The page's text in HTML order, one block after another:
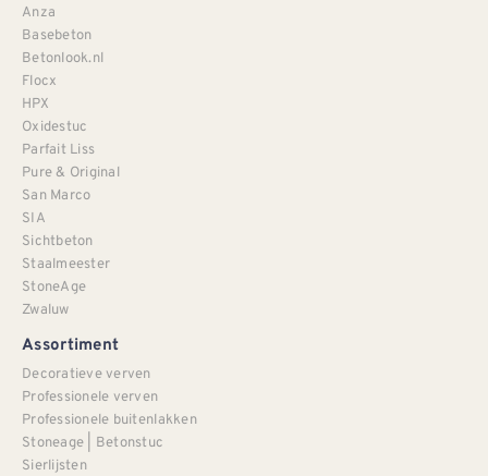
Anza
Basebeton
Betonlook.nl
Flocx
HPX
Oxidestuc
Parfait Liss
Pure & Original
San Marco
SIA
Sichtbeton
Staalmeester
StoneAge
Zwaluw
Assortiment
Decoratieve verven
Professionele verven
Professionele buitenlakken
Stoneage | Betonstuc
Sierlijsten